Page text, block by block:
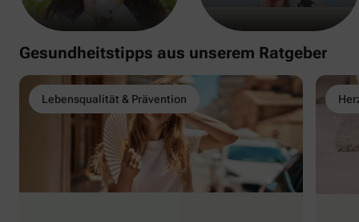
Gesundheitstipps aus unserem Ratgeber
Lebensqualität & Prävention